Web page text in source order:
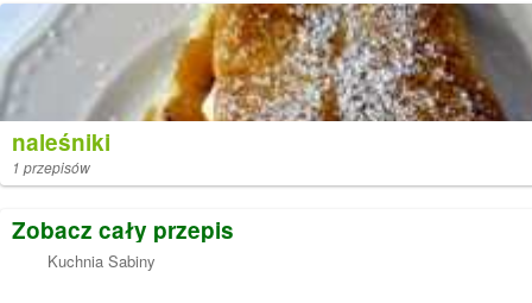
naleśniki
1 przepisów
Zobacz cały przepis
Kuchnia Sabiny